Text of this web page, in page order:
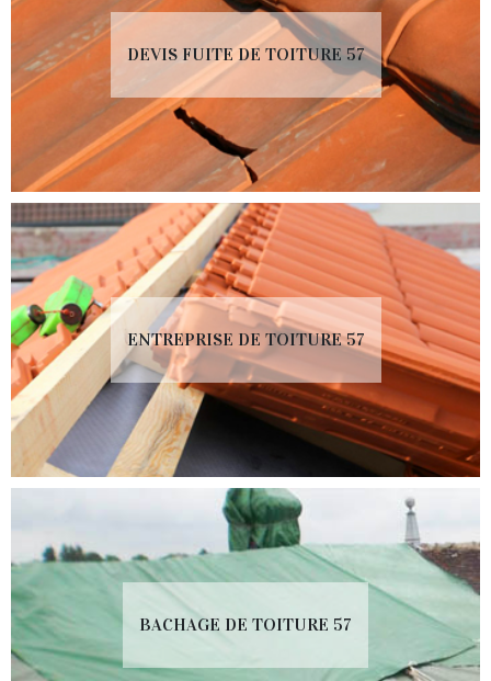
DEVIS FUITE DE TOITURE 57
ENTREPRISE DE TOITURE 57
BACHAGE DE TOITURE 57